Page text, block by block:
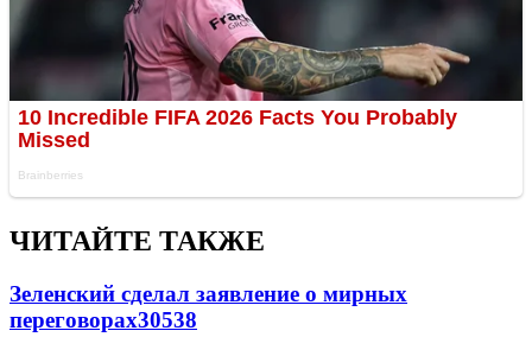
ЧИТАЙТЕ ТАКЖЕ
Зеленский сделал заявление о мирных
переговорах30538